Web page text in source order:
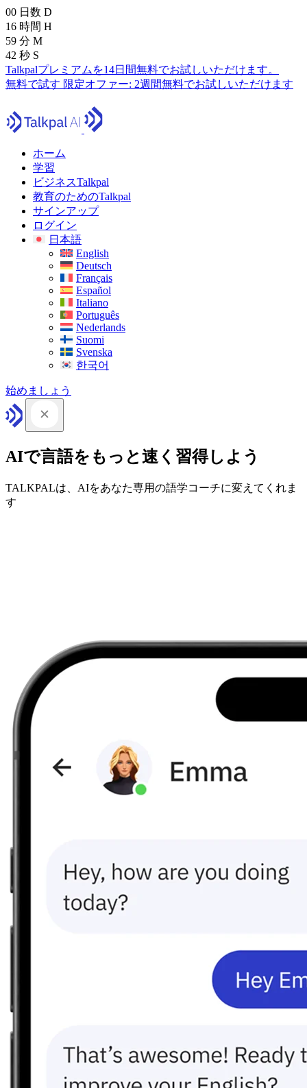
00 日数 D
16 時間 H
59 分 M
40 秒 S
Talkpalプレミアムを14日間無料でお試しいただけます。
無料で試す 限定オファー: 2週間無料でお試しいただけます
ホーム
学習
ビジネスTalkpal
教育のためのTalkpal
サインアップ
ログイン
日本語
English
Deutsch
Français
Español
Italiano
Português
Nederlands
Suomi
Svenska
한국어
始めましょう
AIで言語をもっと速く習得しよう
TALKPALは、AIをあなた専用の語学コーチに変えてくれま
す